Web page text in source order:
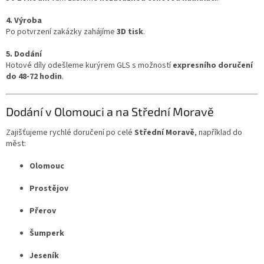
4. Výroba
Po potvrzení zakázky zahájíme 3D tisk.
5. Dodání
Hotové díly odešleme kurýrem GLS s možnostíexpresního doručení
do 48-72 hodin.
Dodání v Olomouci a na Střední Moravě
Zajišťujeme rychlé doručení po celé Střední Moravě, například do
měst:
Olomouc
Prostějov
Přerov
Šumperk
Jeseník